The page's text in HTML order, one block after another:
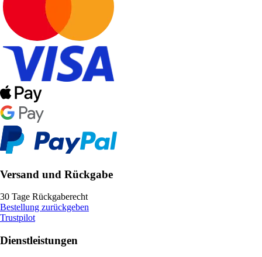
Versand und Rückgabe
30 Tage Rückgaberecht
Bestellung zurückgeben
Trustpilot
Dienstleistungen